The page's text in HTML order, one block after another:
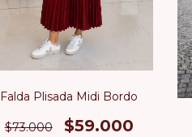
Falda Plisada Midi Bordo
$73.000 $59.000